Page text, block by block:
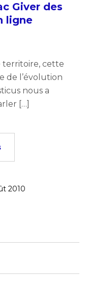
Giver des
ligne
cette
de l’évolution
nous a
[…]
2010